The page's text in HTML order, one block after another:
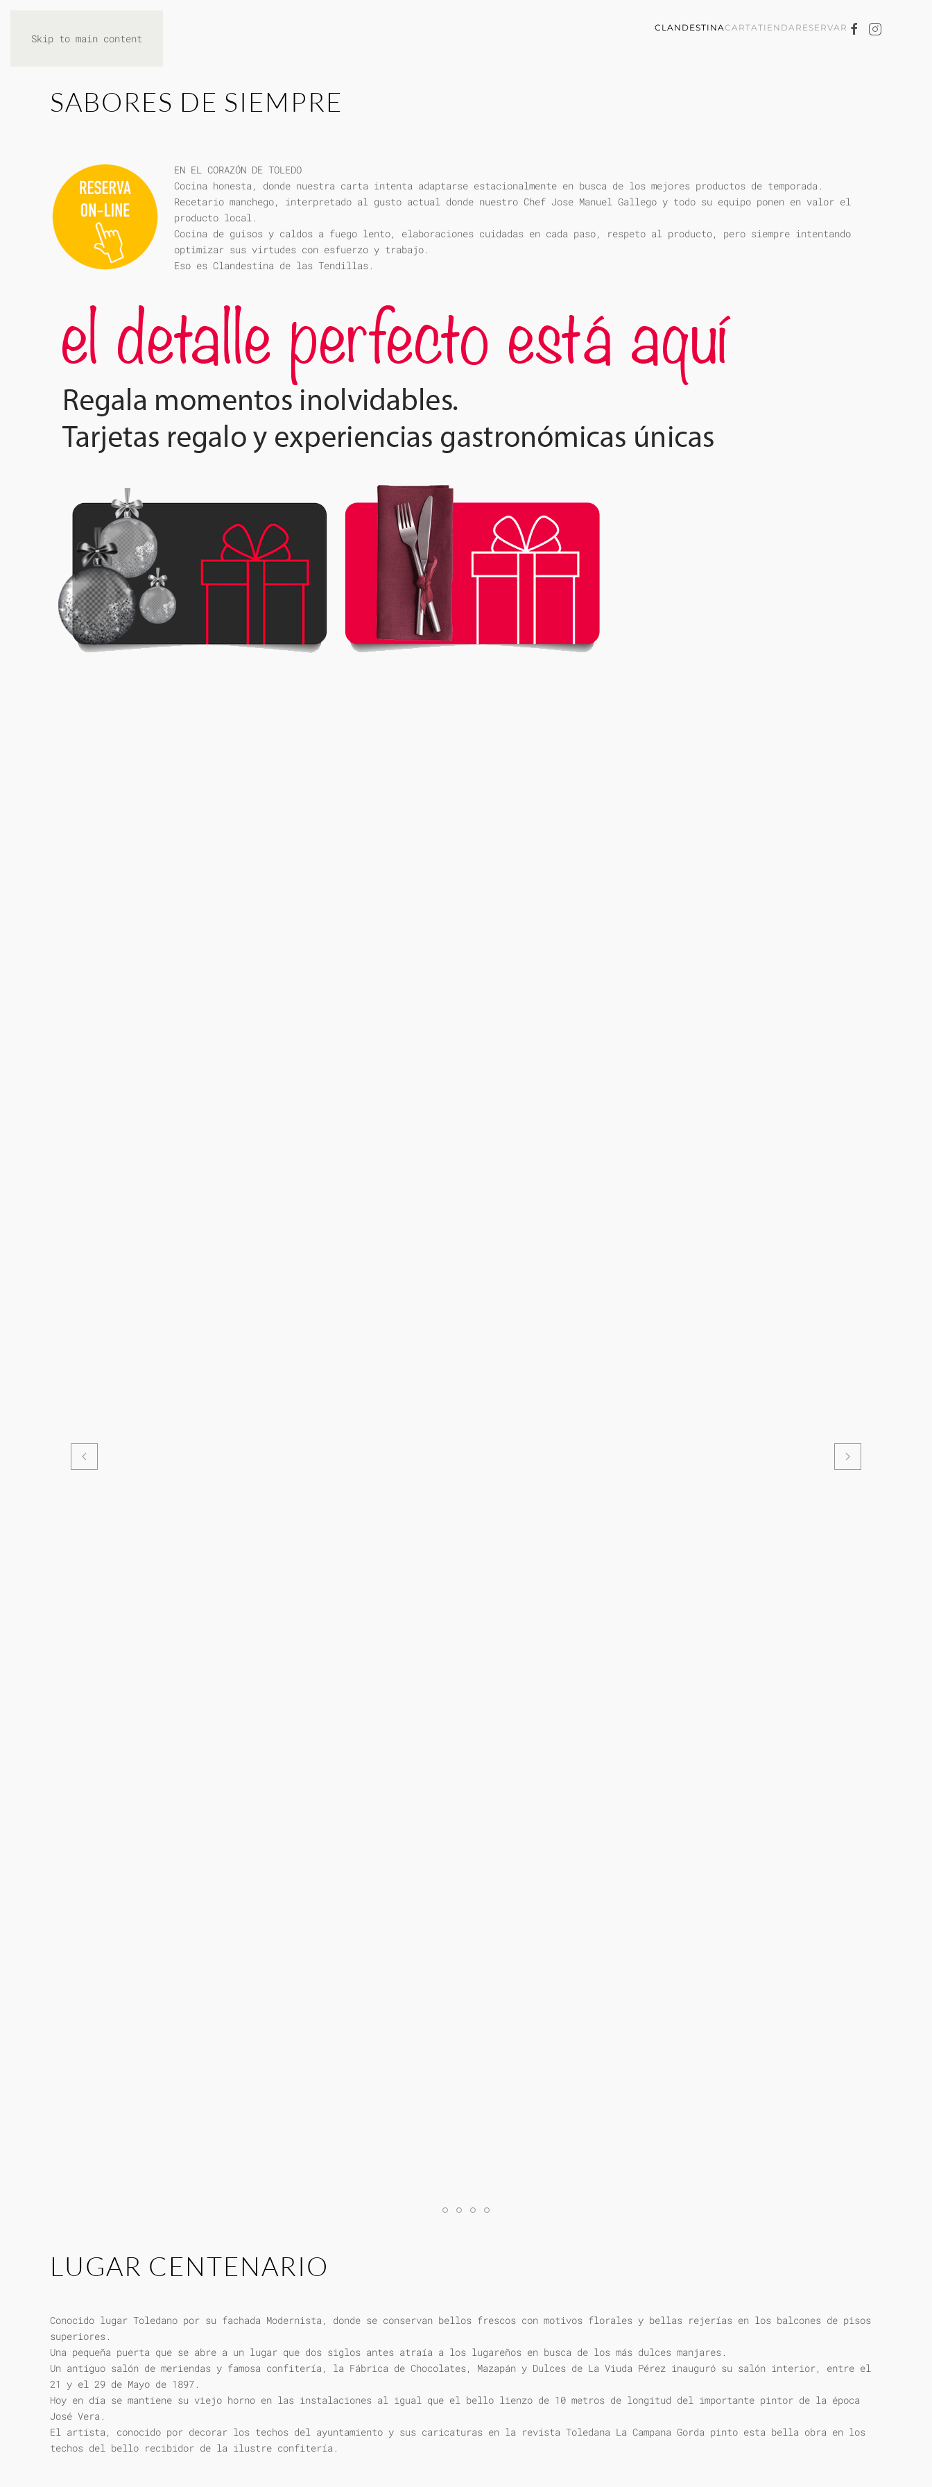
Skip to main content
CLANDESTINACARTATIENDARESERVAR
SABORES DE SIEMPRE
EN EL CORAZÓN DE TOLEDO
Cocina honesta, donde nuestra carta intenta adaptarse estacionalmente en busca de los mejores productos de temporada.
Recetario manchego, interpretado al gusto actual donde nuestro Chef Jose Manuel Gallego y todo su equipo ponen en valor el
producto local.
Cocina de guisos y caldos a fuego lento, elaboraciones cuidadas en cada paso, respeto al producto, pero siempre intentando
optimizar sus virtudes con esfuerzo y trabajo.
Eso es Clandestina de las Tendillas.
LUGAR CENTENARIO
Conocido lugar Toledano por su fachada Modernista, donde se conservan bellos frescos con motivos florales y bellas rejerías en los balcones de pisos
superiores.
Una pequeña puerta que se abre a un lugar que dos siglos antes atraía a los lugareños en busca de los más dulces manjares.
Un antiguo salón de meriendas y famosa confitería, la Fábrica de Chocolates, Mazapán y Dulces de La Viuda Pérez inauguró su salón interior, entre el
21 y el 29 de Mayo de 1897.
Hoy en día se mantiene su viejo horno en las instalaciones al igual que el bello lienzo de 10 metros de longitud del importante pintor de la época
José Vera.
El artista, conocido por decorar los techos del ayuntamiento y sus caricaturas en la revista Toledana La Campana Gorda pinto esta bella obra en los
techos del bello recibidor de la ilustre confitería.